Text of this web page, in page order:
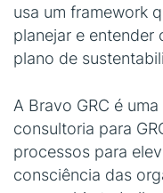
usa um framework
planejar e entender
plano de
A Bravo GRC é
consultoria para
processos para
consciência das